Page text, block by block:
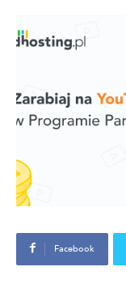
Facebook